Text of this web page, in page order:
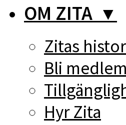
OM ZITA ▼
Zitas
Bli medlem
Hyr Zita